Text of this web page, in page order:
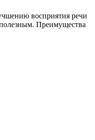
восприятия речи
Преимущества